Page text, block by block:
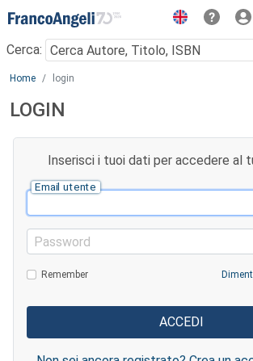
Menu
Cerca:
Main content
Home login
LOGIN
Inserisci i tuoi dati per accedere al
Email utente
Password
Remember